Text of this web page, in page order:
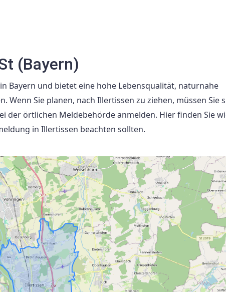
(Bayern)
Bayern und bietet eine hohe Lebensqualität, naturnahe
Sie planen, nach Illertissen zu ziehen, müssen Sie
der örtlichen Meldebehörde anmelden. Hier finden Sie
in Illertissen beachten sollten.